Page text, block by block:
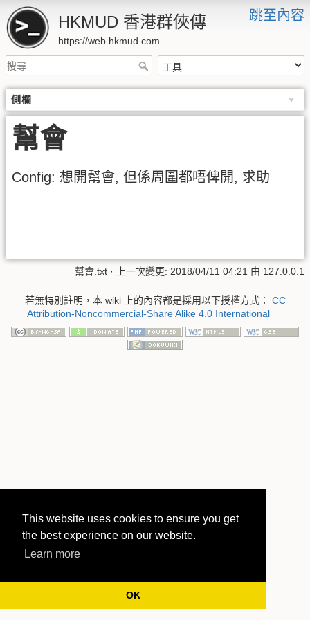
This website uses cookies to ensure you get
the best experience on our website.
Learn more
OK
跳至內容
HKMUD 香港群俠傳
https://web.hkmud.com
側欄
幫會
Config: 想開幫會, 但係周圍都唔俾開, 求助
幫會.txt · 上一次變更: 2018/04/11 04:21 由 127.0.0.1
若無特別註明，本 wiki 上的內容都是採用以下授權方式： CC
Attribution-Noncommercial-Share Alike 4.0 International